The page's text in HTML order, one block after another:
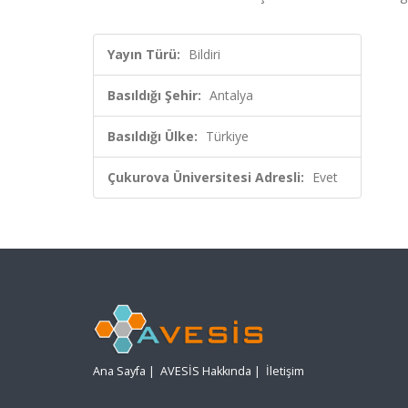
Yayın Türü: Bildiri
Basıldığı Şehir: Antalya
Basıldığı Ülke: Türkiye
Çukurova Üniversitesi Adresli: Evet
Ana Sayfa | AVESİS Hakkında | İletişim